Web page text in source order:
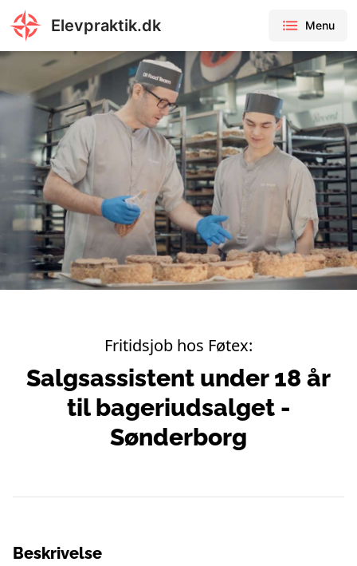
Elevpraktik.dk Menu
Fritidsjob hos Føtex:
Salgsassistent under 18 år
til bageriudsalget -
Sønderborg
Beskrivelse